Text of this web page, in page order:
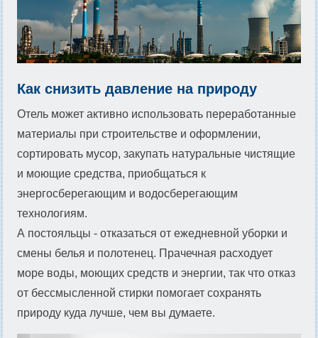
Как снизить давление на природу
Отель может активно использовать переработанные
материалы при строительстве и оформлении,
сортировать мусор, закупать натуральные чистящие
и моющие средства, приобщаться к
энергосберегающим и водосберегающим
технологиям.
А постояльцы - отказаться от ежедневной уборки и
смены белья и полотенец. Прачечная расходует
море воды, моющих средств и энергии, так что отказ
от бессмысленной стирки помогает сохранять
природу куда лучше, чем вы думаете.